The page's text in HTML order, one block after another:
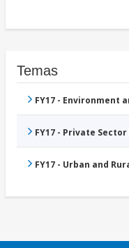
Temas
FY17 - Environment
FY17 - Private
FY17 - Urban and